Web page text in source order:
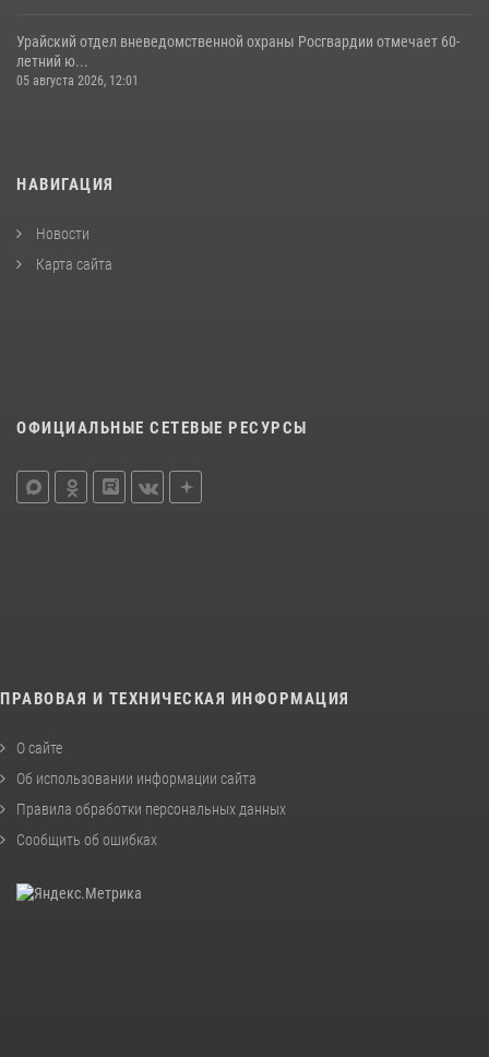
Урайский отдел вневедомственной охраны Росгвардии отмечает 60-
летний ю...
05 августа 2026, 12:01
НАВИГАЦИЯ
Новости
Карта сайта
ОФИЦИАЛЬНЫЕ СЕТЕВЫЕ РЕСУРСЫ
ПРАВОВАЯ И ТЕХНИЧЕСКАЯ ИНФОРМАЦИЯ
О сайте
Об использовании информации сайта
Правила обработки персональных данных
Сообщить об ошибках